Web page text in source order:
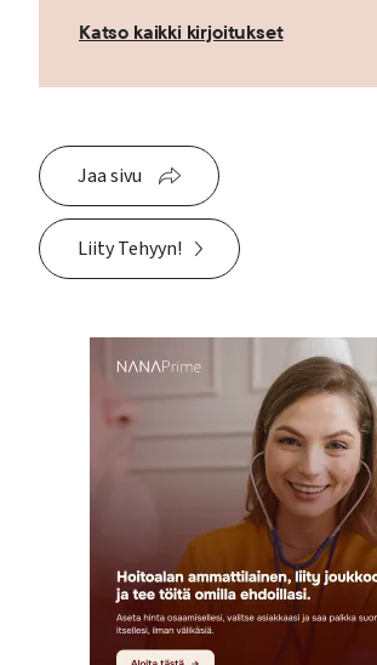
Katso kaikki kirjoitukset
Jaa sivu
Liity Tehyyn!